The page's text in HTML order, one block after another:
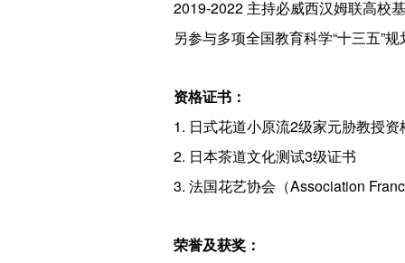
2019-2022 主持必威西汉姆联高校
另参与多项全国教育科学“十三五”
资格证书：
1. 日式花道小原流2级家元胁教授资
2. 日本茶道文化测试3级证书
3. 法国花艺协会（Association
荣誉及获奖：